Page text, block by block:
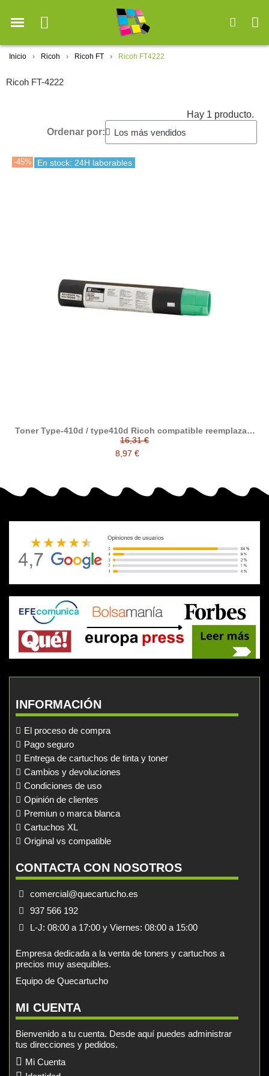
Inicio Ricoh Ricoh FT Ricoh FT4222
Ricoh FT-4222
Hay 1 producto.
Ordenar por:
-45% En stock: 24H laborables
Toner Type-410d / type410d Ricoh compatible reemplaza a
887523
16,31 €
8,97 €
INFORMACIÓN
El proceso de compra
Pago seguro
Entrega de cartuchos de tinta y toner
Cambios y devoluciones
Condiciones de uso
Opinión de clientes
Premiun o marca blanca
Cartuchos XL
Original vs compatible
CONTACTA CON NOSOTROS
comercial@quecartucho.es
937 566 192
L-J: 08:00 a 17:00 y Viernes: 08:00 a 15:00
Empresa dedicada a la venta de toners y cartuchos a
precios muy asequibles.
Equipo de Quecartucho
MI CUENTA
Bienvenido a tu cuenta. Desde aquí puedes administrar
tus direcciones y pedidos.
Mi Cuenta